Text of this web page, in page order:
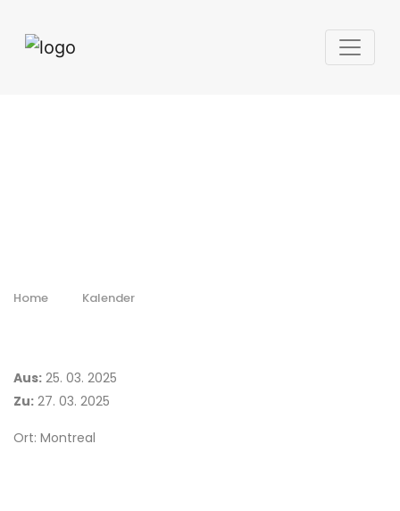
Home Kalender
Aus: 25. 03. 2025
Zu: 27. 03. 2025
Ort: Montreal